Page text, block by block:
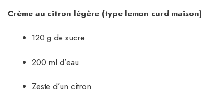
Crème au citron légère (type lemon curd maison)
120 g de sucre
200 ml d’eau
Zeste d’un citron